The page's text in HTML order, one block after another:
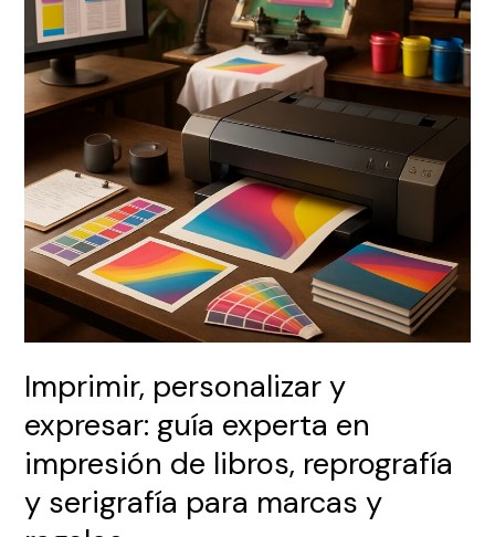
Imprimir, personalizar y
expresar: guía experta en
impresión de libros, reprografía
y serigrafía para marcas y
guía
experta
en
impresión
de
libros,
reprografía
y
serigrafía
para
marcas